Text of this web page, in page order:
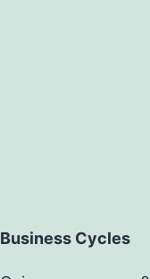
Business Cycles